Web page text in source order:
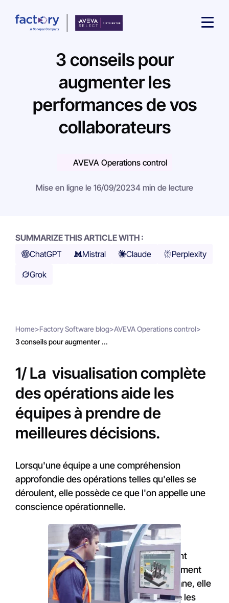
Qu'est-ce que vous cherchez ?
3 conseils pour
augmenter les
performances de vos
collaborateurs
AVEVA Operations control
Mise en ligne le 16/09/20234 min de lecture
SUMMARIZE THIS ARTICLE WITH :
ChatGPT
Mistral Claude
Perplexity
Grok
Home>Factory Software blog>AVEVA Operations control>
3 conseils pour augmenter ...
1/ La visualisation complète
des opérations aide les
équipes à prendre de
meilleures décisions.
Lorsqu'une équipe a une compréhension
approfondie des opérations telles qu'elles se
déroulent, elle possède ce que l'on appelle une
conscience opérationnelle.
Elle sait
comment
l'équipement
fonctionne, elle
surveille les